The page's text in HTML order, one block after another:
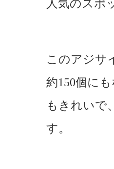
人気のスポ
このアジサ
約150個に
もきれいで
す。